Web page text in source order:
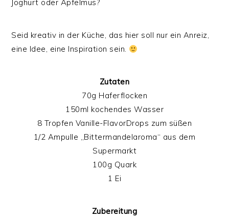
Joghurt oder Apfelmus?
Seid kreativ in der Küche, das hier soll nur ein Anreiz,
eine Idee, eine Inspiration sein.
Zutaten
70g Haferflocken
150ml kochendes Wasser
8 Tropfen Vanille-FlavorDrops zum süßen
1/2 Ampulle „Bittermandelaroma“ aus dem
Supermarkt
100g Quark
1 Ei
Zubereitung